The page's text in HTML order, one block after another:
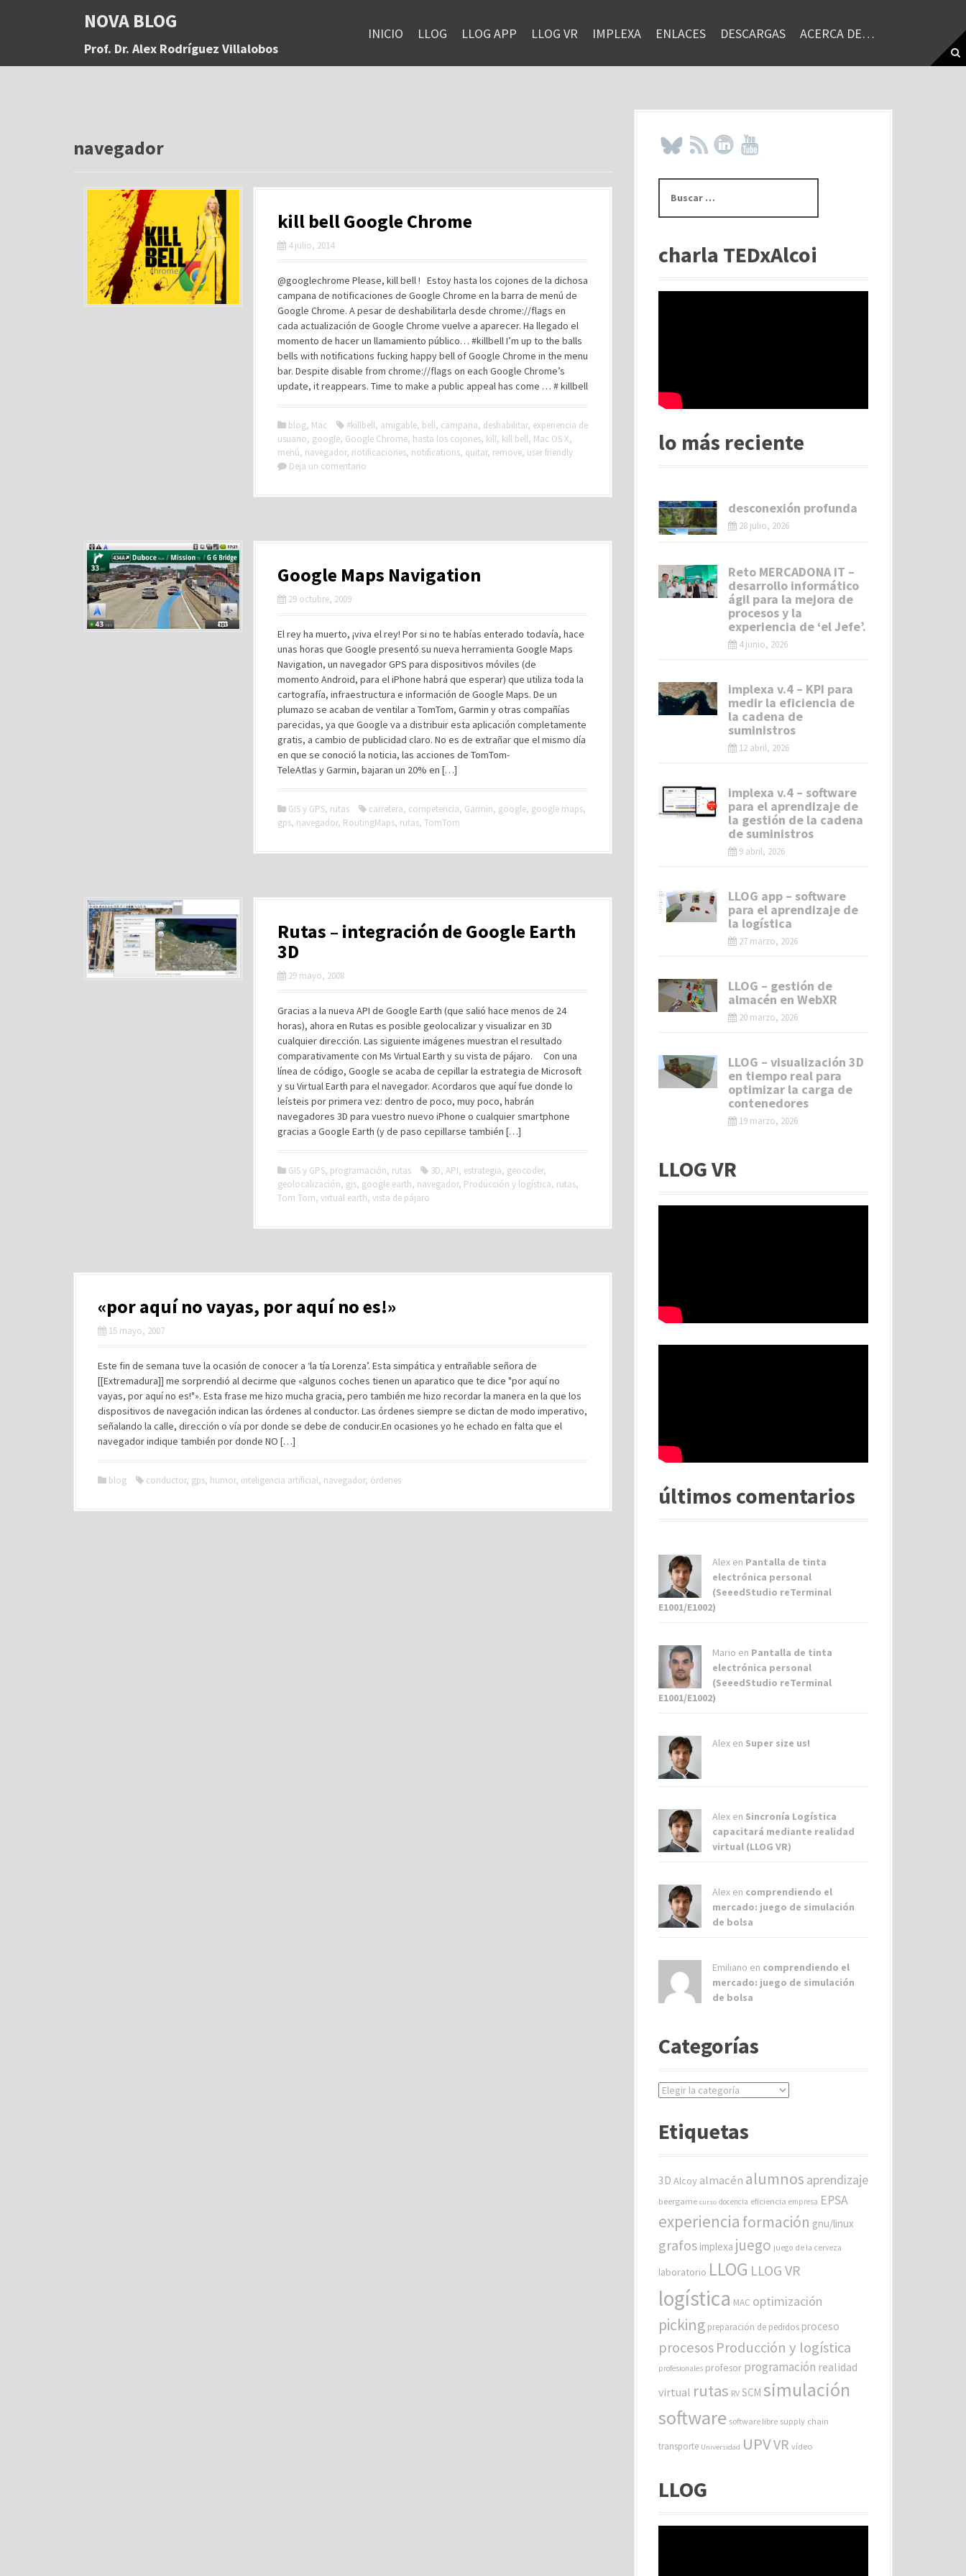
a
NOVA BLOG
Prof. Dr. Alex Rodríguez Villalobos
INICIO LLOG LLOG APP LLOG VR IMPLEXA ENLACES DESCARGAS ACERCA DE…
navegador
kill bell Google Chrome
4 julio, 2014
@googlechrome Please, kill bell ! Estoy hasta los cojones de la dichosa
campana de notificaciones de Google Chrome en la barra de menú de
Google Chrome. A pesar de deshabilitarla desde chrome://flags en
cada actualización de Google Chrome vuelve a aparecer. Ha llegado el
momento de hacer un llamamiento público… #killbell I’m up to the balls
bells with notifications fucking happy bell of Google Chrome in the menu
bar. Despite disable from chrome://flags on each Google Chrome’s
update, it reappears. Time to make a public appeal has come … # killbell
blog, Mac #killbell, amigable, bell, campana, deshabilitar, experiencia de
usuario, google, Google Chrome, hasta los cojones, kill, kill bell, Mac OS X,
menú, navegador, notificaciones, notifications, quitar, remove, user friendly
Deja un comentario
Google Maps Navigation
29 octubre, 2009
El rey ha muerto, ¡viva el rey! Por si no te habías enterado todavía, hace
unas horas que Google presentó su nueva herramienta Google Maps
Navigation, un navegador GPS para dispositivos móviles (de
momento Android, para el iPhone habrá que esperar) que utiliza toda la
cartografía, infraestructura e información de Google Maps. De un
plumazo se acaban de ventilar a TomTom, Garmin y otras compañías
parecidas, ya que Google va a distribuir esta aplicación completamente
gratis, a cambio de publicidad claro. No es de extrañar que el mismo día
en que se conoció la noticia, las acciones de TomTom-
TeleAtlas y Garmin, bajaran un 20% en […]
GIS y GPS, rutas carretera, competencia, Garmin, google, google maps,
gps, navegador, RoutingMaps, rutas, TomTom
Rutas – integración de Google Earth
3D
29 mayo, 2008
Gracias a la nueva API de Google Earth (que salió hace menos de 24
horas), ahora en Rutas es posible geolocalizar y visualizar en 3D
cualquier dirección. Las siguiente imágenes muestran el resultado
comparativamente con Ms Virtual Earth y su vista de pájaro. Con una
línea de código, Google se acaba de cepillar la estrategia de Microsoft
y su Virtual Earth para el navegador. Acordaros que aquí fue donde lo
leísteis por primera vez: dentro de poco, muy poco, habrán
navegadores 3D para vuestro nuevo iPhone o cualquier smartphone
gracias a Google Earth (y de paso cepillarse también […]
GIS y GPS, programación, rutas 3D, API, estrategia, geocoder,
geolocalización, gis, google earth, navegador, Producción y logística, rutas,
Tom Tom, virtual earth, vista de pájaro
«por aquí no vayas, por aquí no es!»
15 mayo, 2007
Este fin de semana tuve la ocasión de conocer a ‘la tía Lorenza’. Esta simpática y entrañable señora de
[[Extremadura]] me sorprendió al decirme que «algunos coches tienen un aparatico que te dice "por aquí no
vayas, por aquí no es!"». Esta frase me hizo mucha gracia, pero también me hizo recordar la manera en la que los
dispositivos de navegación indican las órdenes al conductor. Las órdenes siempre se dictan de modo imperativo,
señalando la calle, dirección o vía por donde se debe de conducir.En ocasiones yo he echado en falta que el
navegador indique también por donde NO […]
blog conductor, gps, humor, inteligencia artificial, navegador, órdenes
s
rcharla TEDxAlcoi
lo más reciente
desconexión profunda
28 julio, 2026
Reto MERCADONA IT –
desarrollo informático
ágil para la mejora de
procesos y la
experiencia de ‘el Jefe’.
4 junio, 2026
implexa v.4 – KPI para
medir la eficiencia de
la cadena de
suministros
12 abril, 2026
implexa v.4 – software
para el aprendizaje de
la gestión de la cadena
de suministros
9 abril, 2026
LLOG app – software
para el aprendizaje de
la logística
27 marzo, 2026
LLOG – gestión de
almacén en WebXR
20 marzo, 2026
LLOG – visualización 3D
en tiempo real para
optimizar la carga de
contenedores
19 marzo, 2026
LLOG VR
últimos comentarios
Alex en Pantalla de tinta
electrónica personal
(SeeedStudio reTerminal
E1001/E1002)
Mario en Pantalla de tinta
electrónica personal
(SeeedStudio reTerminal
E1001/E1002)
Alex en Super size us!
Alex en Sincronía Logística
capacitará mediante realidad
virtual (LLOG VR)
Alex en comprendiendo el
mercado: juego de simulación
de bolsa
Emiliano en comprendiendo el
mercado: juego de simulación
de bolsa
Categorías
C
e
r
s
Etiquetas
3D Alcoy almacén alumnos aprendizaje
beergame curso docencia eficiencia empresa EPSA
experiencia formación gnu/linux
grafos implexa juego juego de la cerveza
laboratorio LLOG LLOG VR
logística MAC optimización
picking preparación de pedidos proceso
procesosProducción y logística
profesionales profesor programación realidad
virtual rutas RV SCM simulación
software software libre supply chain
transporte Universidad UPVVR vídeo
LLOG